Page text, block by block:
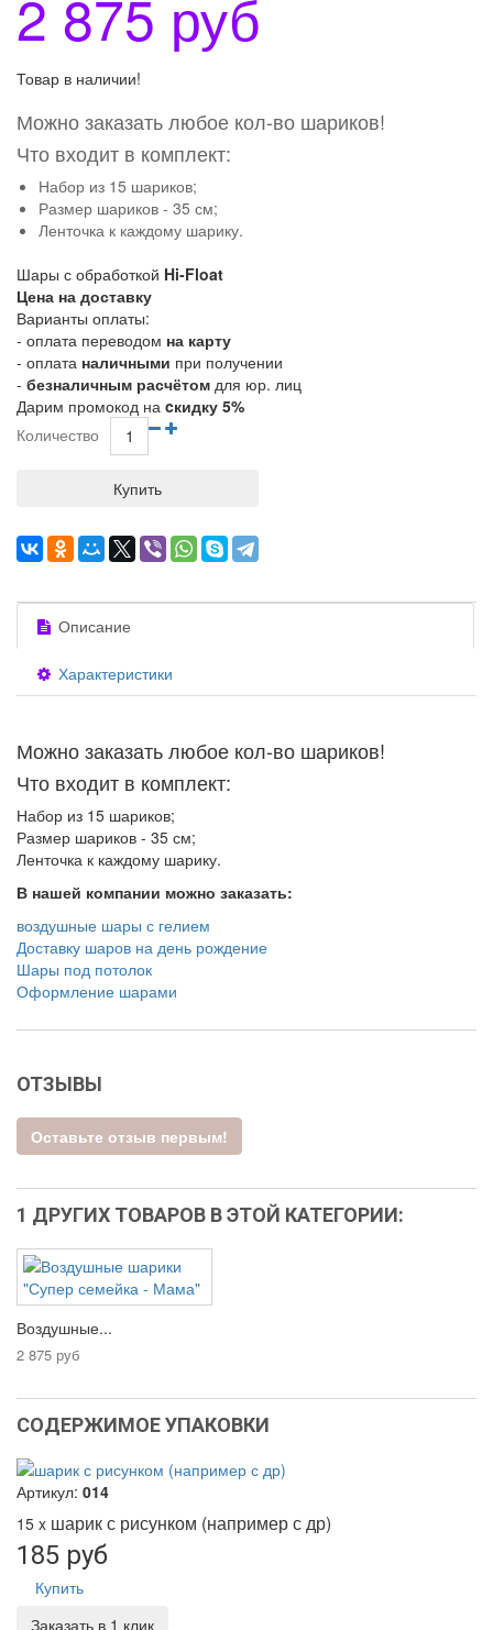
2 875 руб
Товар в наличии!
Можно заказать любое кол-во шариков!
Что входит в комплект:
Набор из 15 шариков;
Размер шариков - 35 см;
Ленточка к каждому шарику.
Шары с обработкой Hi-Float
Цена на доставку
Варианты оплаты:
- оплата переводом на карту
- оплата наличными при получении
- безналичным расчётом для юр. лиц
Дарим промокод на cкидку 5%
Количество
Купить
Описание
Характеристики
Можно заказать любое кол-во шариков!
Что входит в комплект:
Набор из 15 шариков;
Размер шариков - 35 см;
Ленточка к каждому шарику.
В нашей компании можно заказать:
воздушные шары с гелием
Доставку шаров на день рождение
Шары под потолок
Оформление шарами
ОТЗЫВЫ
Оставьте отзыв первым!
1 ДРУГИХ ТОВАРОВ В ЭТОЙ КАТЕГОРИИ:
Воздушные...
2 875 руб
СОДЕРЖИМОЕ УПАКОВКИ
Артикул: 014
15 x шарик с рисунком (например с др)
185 руб
Купить
Заказать в 1 клик